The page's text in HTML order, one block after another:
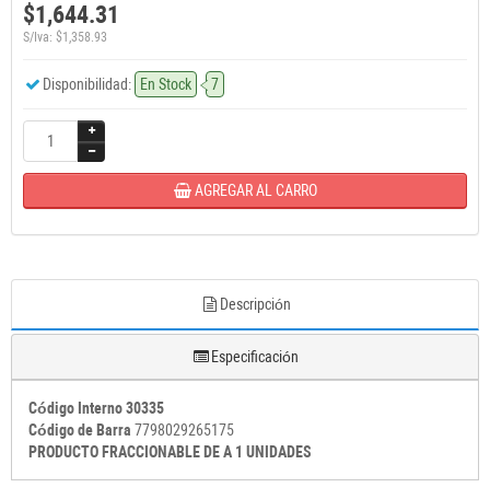
$1,644.31
S/Iva: $1,358.93
Disponibilidad: En Stock 7
AGREGAR AL CARRO
Descripción
Especificación
Código Interno 30335
Código de Barra 7798029265175
PRODUCTO FRACCIONABLE DE A 1 UNIDADES